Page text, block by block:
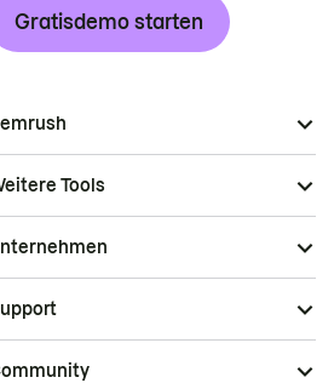
Gratisdemo starten
Tools